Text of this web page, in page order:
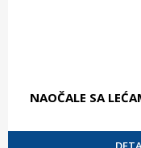
NAOČALE SA